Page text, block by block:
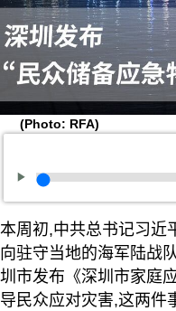
(Photo: RFA)
本周初,中共总书记习近
向驻守当地的海军陆战
圳市发布《深圳市家庭
导民众应对灾害,这两件